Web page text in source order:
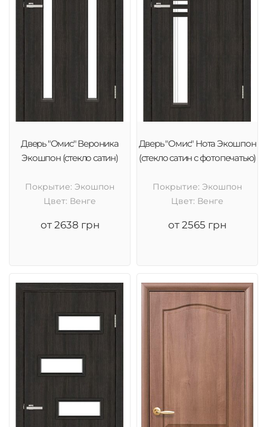
Дверь "Омис" Вероника
Экошпон (стекло сатин)
Покрытие: Экошпон
Цвет: Венге
от 2638 грн
Дверь "Омис" Нота Экошпон
(стекло сатин с фотопечатью)
Покрытие: Экошпон
Цвет: Венге
от 2565 грн